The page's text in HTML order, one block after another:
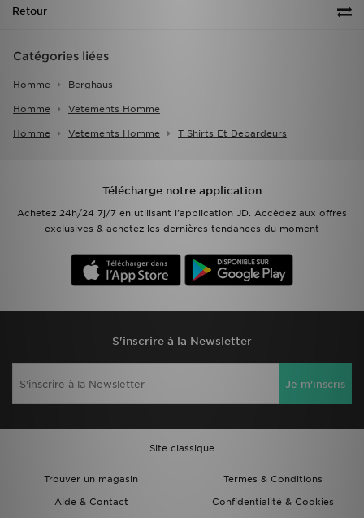
Retour
Catégories liées
Homme Berghaus
Homme Vetements Homme
Homme Vetements Homme T Shirts Et Debardeurs
Télécharge notre application
Achetez 24h/24 7j/7 en utilisant l'application JD. Accèdez aux offres
exclusives & achetez les dernières tendances du moment
S'inscrire à la Newsletter
Je m'inscris
Site classique
Trouver un magasin
Termes & Conditions
Aide & Contact
Confidentialité & Cookies